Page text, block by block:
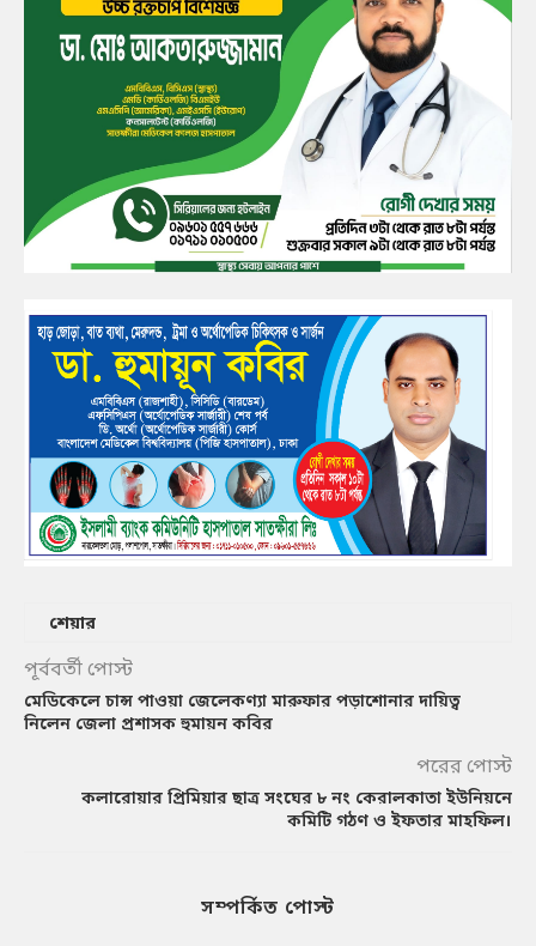
শেয়ার
পূর্ববর্তী পোস্ট
মেডিকেলে চান্স পাওয়া জেলেকণ্যা মারুফার পড়াশোনার দায়িত্ব
নিলেন জেলা প্রশাসক হুমায়ন কবির
পরের পোস্ট
কলারোয়ার প্রিমিয়ার ছাত্র সংঘের ৮ নং কেরালকাতা ইউনিয়নে
কমিটি গঠণ ও ইফতার মাহফিল।
সম্পর্কিত পোস্ট